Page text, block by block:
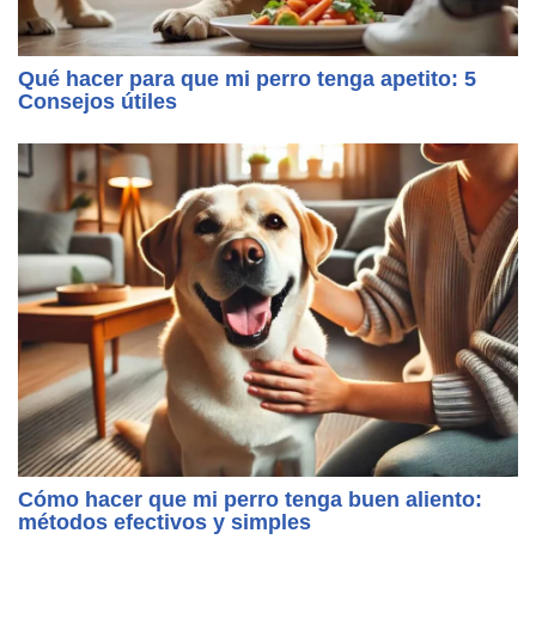
Qué hacer para que mi perro tenga apetito: 5
Consejos útiles
Cómo hacer que mi perro tenga buen aliento:
métodos efectivos y simples